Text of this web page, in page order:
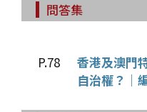
問答集
P.78
香港及澳門
自治權？｜